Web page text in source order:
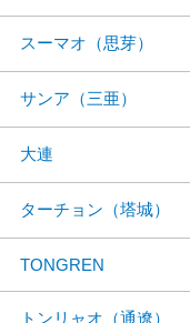
スーマオ（思芽）
サンア（三亜）
大連
ターチョン（塔城）
TONGREN
トンリャオ（通遼）